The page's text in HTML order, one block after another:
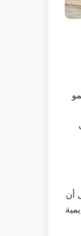
أن